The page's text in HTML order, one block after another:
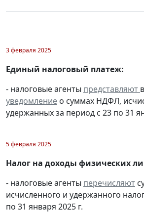
3 февраля 2025
Единый налоговый платеж:
- налоговые агенты представляют
уведомление о суммах НДФЛ,
удержанных за период с 23 по 31
5 февраля 2025
Налог на доходы физических
- налоговые агенты перечисляют
исчисленного и удержанного
по 31 января 2025 г.